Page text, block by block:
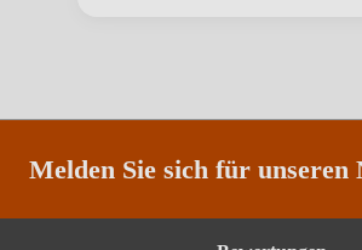
Melden Sie sich für unseren